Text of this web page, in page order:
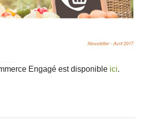
Engagé est disponible ici.